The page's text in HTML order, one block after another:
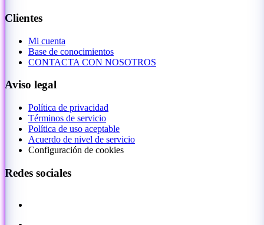
Clientes
Mi cuenta
Base de conocimientos
CONTACTA CON NOSOTROS
Aviso legal
Política de privacidad
Términos de servicio
Política de uso aceptable
Acuerdo de nivel de servicio
Configuración de cookies
Redes sociales